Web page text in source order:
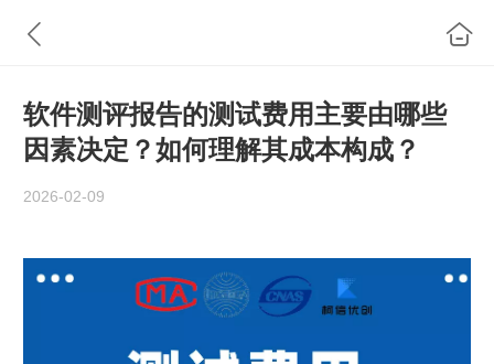
软件测评报告的测试费用主要由哪些
因素决定？如何理解其成本构成？
2026-02-09